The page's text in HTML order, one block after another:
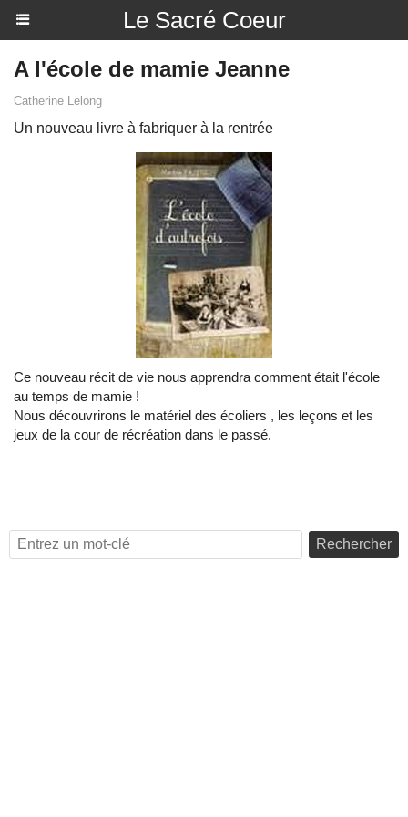
Le Sacré Coeur
A l'école de mamie Jeanne
Catherine Lelong
Un nouveau livre à fabriquer à la rentrée
Ce nouveau récit de vie nous apprendra comment était l'école
au temps de mamie !
Nous découvrirons le matériel des écoliers , les leçons et les
jeux de la cour de récréation dans le passé.
Rechercher